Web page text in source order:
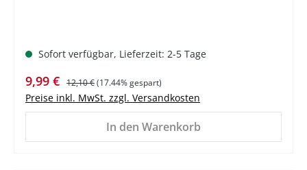
Sofort verfügbar, Lieferzeit: 2-5 Tage
Verkaufspreis:
9,99 € Regulärer Preis:
12,10 €(17.44% gespart)
Preise inkl. MwSt. zzgl. Versandkosten
In den Warenkorb